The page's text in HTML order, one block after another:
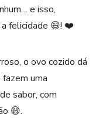
e isso,
a felicidade 😄! ❤️
o ovo cozido dá
uma
sabor, com
😄.